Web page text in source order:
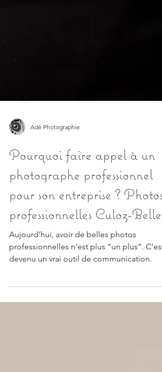
Pourquoi faire appel à un
photographe professionnel
pour son entreprise ? Photos
professionnelles Culoz-Belley
Aujourd’hui, avoir de belles photos
professionnelles n’est plus “un plus”. C’est